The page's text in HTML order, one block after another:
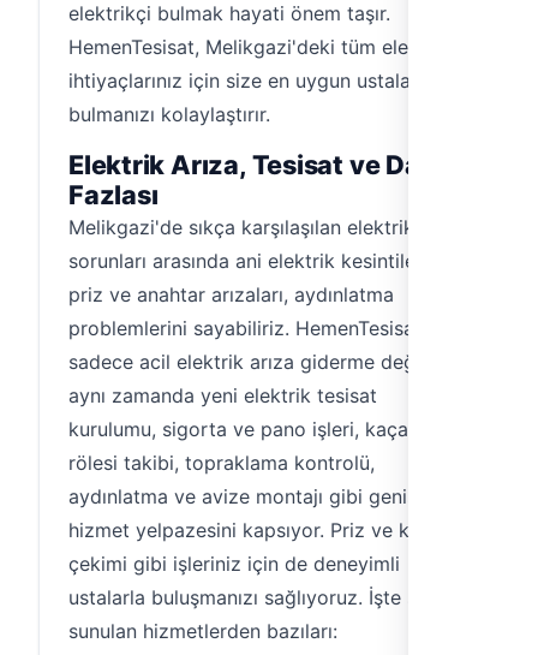
elektrikçi bulmak hayati önem taşır.
HemenTesisat, Melikgazi'deki tüm elektrik
ihtiyaçlarınız için size en uygun ustaları
bulmanızı kolaylaştırır.
Elektrik Arıza, Tesisat ve Daha
Fazlası
Melikgazi'de sıkça karşılaşılan elektrik
sorunları arasında ani elektrik kesintileri,
priz ve anahtar arızaları, aydınlatma
problemlerini sayabiliriz. HemenTesisat,
sadece acil elektrik arıza giderme değil,
aynı zamanda yeni elektrik tesisat
kurulumu, sigorta ve pano işleri, kaçak akım
rölesi takibi, topraklama kontrolü,
aydınlatma ve avize montajı gibi geniş bir
hizmet yelpazesini kapsıyor. Priz ve kablo
çekimi gibi işleriniz için de deneyimli
ustalarla buluşmanızı sağlıyoruz. İşte size
sunulan hizmetlerden bazıları: